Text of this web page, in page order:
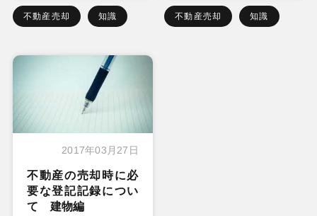
不動産売却 知識 不動産売却 知識
2017年03月27日
不動産の売却時に必
要な登記記録につい
て 建物編